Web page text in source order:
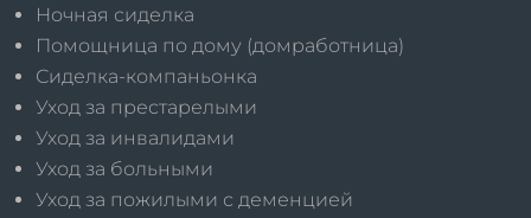
Ночная сиделка
Помощница по дому (домработница)
Сиделка-компаньонка
Уход за престарелыми
Уход за инвалидами
Уход за больными
Уход за пожилыми с деменцией